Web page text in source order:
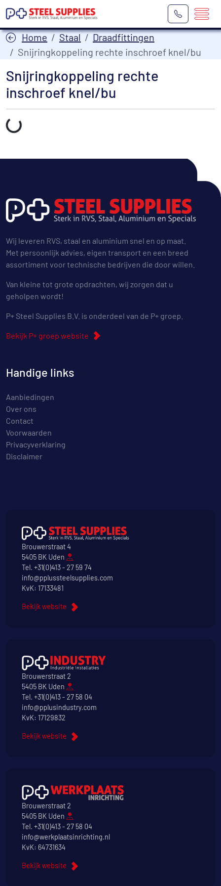
Home Staal
Draadfittingen
Snijringkoppeling rechte inschroef knel/bu
Snijringkoppeling rechte
inschroef knel/bu
Laden...
Wij leveren RVS, staal en aluminium snel en op maat.
Met persoonlijk advies, eigen transport en een breed
assortiment voor technische bedrijven die door willen.
Van kleine tot grote opdrachten, wij zorgen dat u
geholpen wordt!
P+ Steel Supplies B.V. is onderdeel van de P+ groep.
Bekijk P+ groep website
Handige links
Aanbiedingen
Over ons
Contact
Voorwaarden
Privacyverklaring
Disclaimer
Brouwerstraat 4
5405 BK Uden
Tel. +31(0)413 - 27 59 74
info@pplussteelsupplies.com
KvK: 17133481
Bekijk website
Brouwerstraat 2
5405 BK Uden
Tel. +31(0)413 - 27 58 04
info@pplusindustry.com
KvK: 17129832
Bekijk website
Brouwerstraat 2
5405 BK Uden
Tel. +31(0)413 - 27 58 04
info@werkplaatsinrichting.nl
KvK: 64731634
Bekijk website